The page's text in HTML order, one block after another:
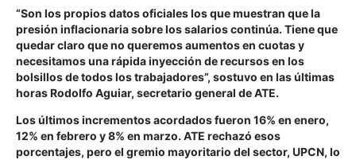
“Son los propios datos oficiales los que muestran que la
presión inflacionaria sobre los salarios continúa. Tiene que
quedar claro que no queremos aumentos en cuotas y
necesitamos una rápida inyección de recursos en los
bolsillos de todos los trabajadores”, sostuvo en las últimas
horas Rodolfo Aguiar, secretario general de ATE.
Los últimos incrementos acordados fueron 16% en enero,
12% en febrero y 8% en marzo. ATE rechazó esos
porcentajes, pero el gremio mayoritario del sector, UPCN, lo